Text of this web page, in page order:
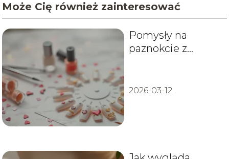
Może Cię również zainteresować
Pomysły na
paznokcie z
2026-03-12